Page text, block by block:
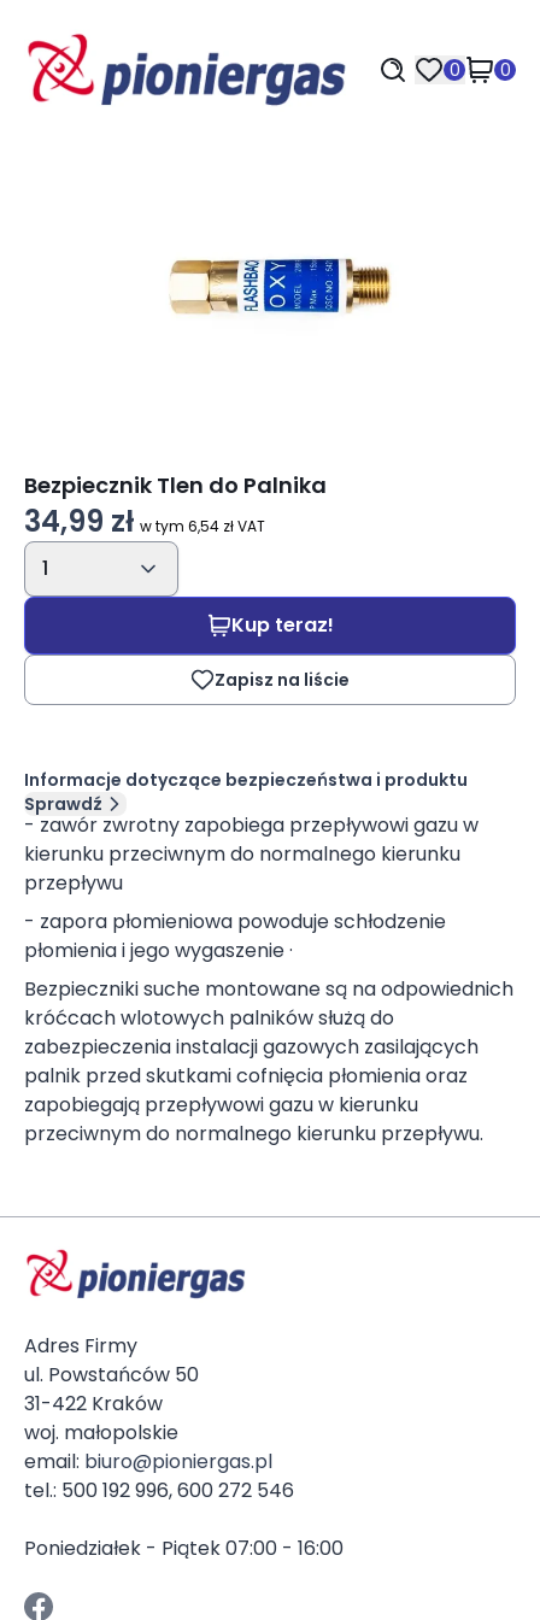
0 0
Bezpiecznik Tlen do Palnika
34,99 zł w tym 6,54 zł VAT
1
Kup teraz!
Zapisz na liście
- zawór zwrotny zapobiega przepływowi gazu w
kierunku przeciwnym do normalnego kierunku
przepływu
- zapora płomieniowa powoduje schłodzenie
płomienia i jego wygaszenie ·
Bezpieczniki suche montowane są na odpowiednich
króćcach wlotowych palników służą do
zabezpieczenia instalacji gazowych zasilających
palnik przed skutkami cofnięcia płomienia oraz
zapobiegają przepływowi gazu w kierunku
przeciwnym do normalnego kierunku przepływu.
Informacje dotyczące bezpieczeństwa i produktu
Sprawdź
Adres Firmy
ul. Powstańców 50
31-422 Kraków
woj. małopolskie
email: biuro@pioniergas.pl
tel.: 500 192 996, 600 272 546
Poniedziałek - Piątek 07:00 - 16:00